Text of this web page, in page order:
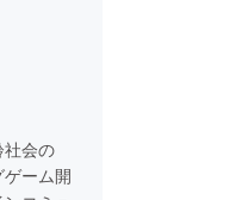
社会の
ーム開